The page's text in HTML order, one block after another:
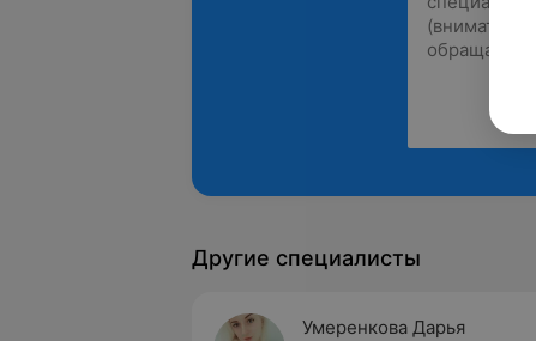
Другие специалисты
Умеренкова Дарья